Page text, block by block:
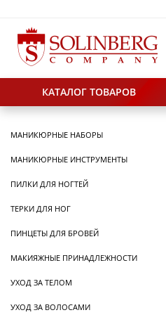
КАТАЛОГ ТОВАРОВ
МАНИКЮРНЫЕ НАБОРЫ
МАНИКЮРНЫЕ ИНСТРУМЕНТЫ
ПИЛКИ ДЛЯ НОГТЕЙ
ТЕРКИ ДЛЯ НОГ
ПИНЦЕТЫ ДЛЯ БРОВЕЙ
МАКИЯЖНЫЕ ПРИНАДЛЕЖНОСТИ
УХОД ЗА ТЕЛОМ
УХОД ЗА ВОЛОСАМИ